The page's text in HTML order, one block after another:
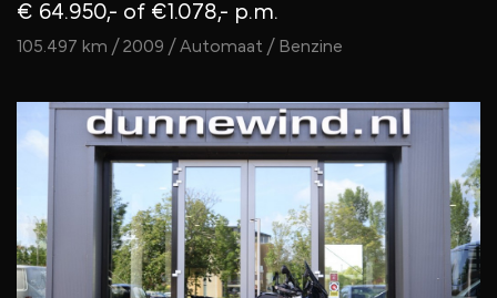
€ 64.950,- of €1.078,- p.m.
105.497 km / 2009 / Automaat / Benzine